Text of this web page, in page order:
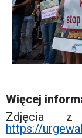
Więcej
Zdjęcia z
https://